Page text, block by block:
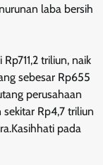
laba bersih
triliun, naik
sebesar Rp655
perusahaan
Rp4,7 triliun
pada